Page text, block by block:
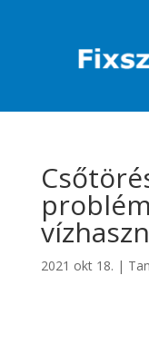
2021 okt 18. |